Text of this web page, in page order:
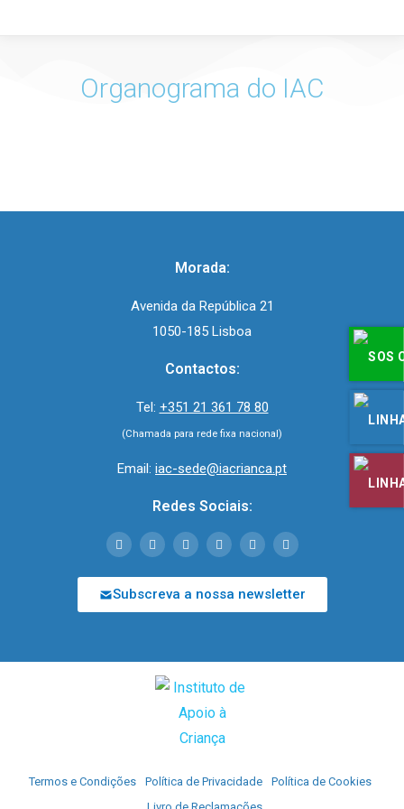
Organograma do IAC
Morada:
Avenida da República 21
1050-185 Lisboa
Contactos:
Tel: +351 21 361 78 80
(Chamada para rede fixa nacional)
Email: iac-sede@iacrianca.pt
Redes Sociais:
Subscreva a nossa newsletter
Termos e Condições Política de Privacidade
Política de Cookies